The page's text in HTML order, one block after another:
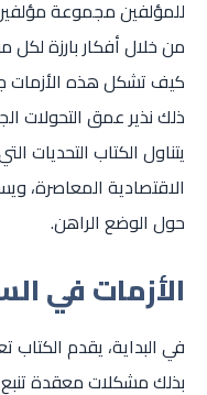
للمؤلفين مجموعة
من خلال أفكار بارزة لكل
كيف تشكل هذه الأزمات
ذلك نذير عمق التحولات
يتناول الكتاب التحديات
الاقتصادية المعاصرة،
حول الوضع الراهن.
الأزمات في
في البداية، يقدم الكتاب
بذلك مشكلات معقدة